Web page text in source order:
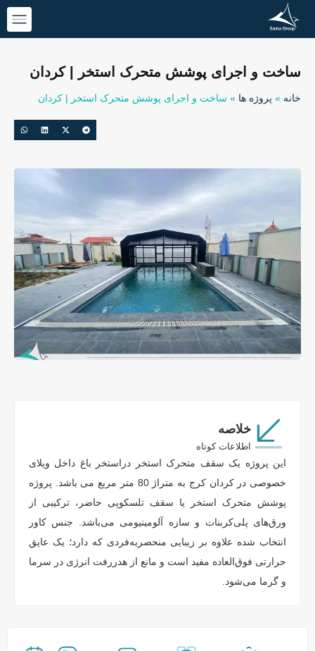
ساخت و اجرای پوشش متحرک استخر | کردان
خانه » پروژه ها » ساخت و اجرای پوشش متحرک استخر | کردان
خلاصه
اطلاعات کوتاه
این پروژه یک سقف متحرک استخر دراستخر باغ داخل ویلای
خصوصی در کردان کرج به متراژ 80 متر مربع می باشد. پروژه
پوشش متحرک استخر یا سقف تلسکوپی حاضر، ترکیبی از
ورق‌های پلی‌کربنات و سازه آلومینیومی می‌باشد. جنس کاور
انتخاب شده علاوه بر زیبایی منحصربه‌فردی که دارد؛ یک عایق
حرارتی فوق‌العاده مفید است و مانع از هدررفت انرژی در سرما
و گرما می‌شود.